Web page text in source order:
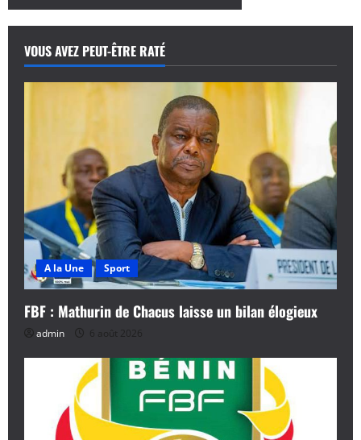
VOUS AVEZ PEUT-ÊTRE RATÉ
A la Une Sport
FBF : Mathurin de Chacus laisse un bilan élogieux
admin 6 août 2026